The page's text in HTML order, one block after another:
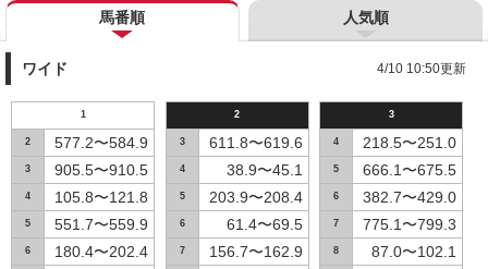
馬番順 人気順
ワイド 4/10 10:50更新
1
2 577.2〜584.9
3 905.5〜910.5
4 105.8〜121.8
5 551.7〜559.9
6 180.4〜202.4
2
3 611.8〜619.6
4 38.9〜45.1
5 203.9〜208.4
6 61.4〜69.5
7 156.7〜162.9
3
4 218.5〜251.0
5 666.1〜675.5
6 382.7〜429.0
7 775.1〜799.3
8 87.0〜102.1